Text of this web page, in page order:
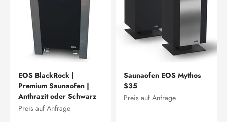
EOS BlackRock |
Premium Saunaofen |
Anthrazit oder Schwarz
Preis auf Anfrage
Saunaofen EOS Mythos
S35
Preis auf Anfrage